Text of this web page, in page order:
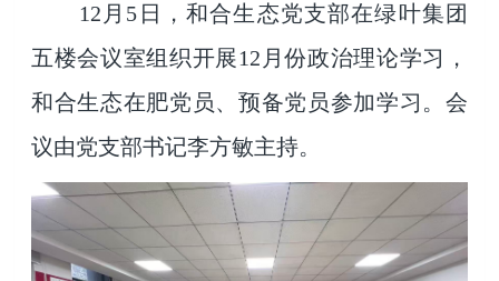
12月5日，和合生态党支部在绿叶集团
五楼会议室组织开展12月份政治理论学习，
和合生态在肥党员、预备党员参加学习。会
议由党支部书记李方敏主持。